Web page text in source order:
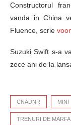
Constructorul
vanda in China
Fluence, scrie
Suzuki Swift s-a
zece ani de la
CNADNR MINI
TRENURI DE MARFA